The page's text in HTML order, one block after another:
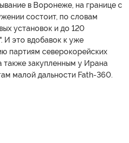
в Воронеже, на границе с
состоит, по словам
установок и до 120
И это вдобавок к уже
партиям северокорейских
также закупленным у Ирана
малой дальности Fath-360.